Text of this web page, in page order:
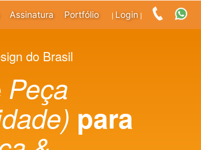
Assinatura Portfólio Login
do Brasil
Peça
para